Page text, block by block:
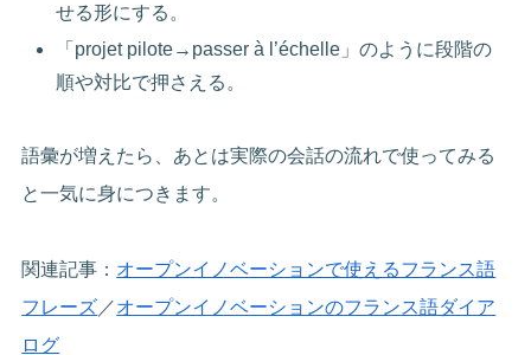
せる形にする。
「projet pilote→passer à l’échelle」のように段階の
順や対比で押さえる。
語彙が増えたら、あとは実際の会話の流れで使ってみる
と一気に身につきます。
関連記事： オープンイノベーションで使えるフランス語
フレーズ ／オープンイノベーションのフランス語ダイア
ログ